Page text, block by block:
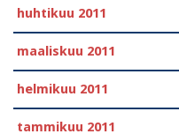
huhtikuu 2011
maaliskuu 2011
helmikuu 2011
tammikuu 2011